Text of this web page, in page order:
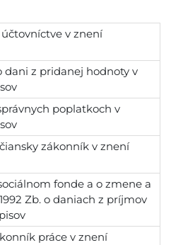
účtovníctve v znení
dani z pridanej hodnoty v
poplatkoch v
zákonník v znení
fonde a o zmene a
Zb. o daniach z príjmov
práce v znení